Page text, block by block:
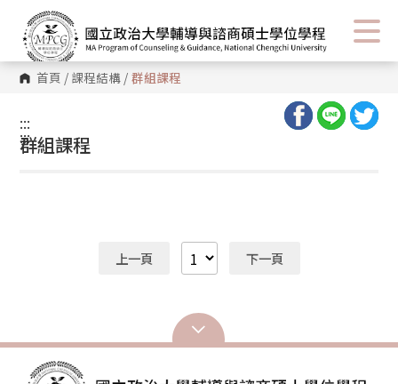
首頁 / 課程結構 / 群組課程
:::
:::
群組課程
上一頁 下一頁